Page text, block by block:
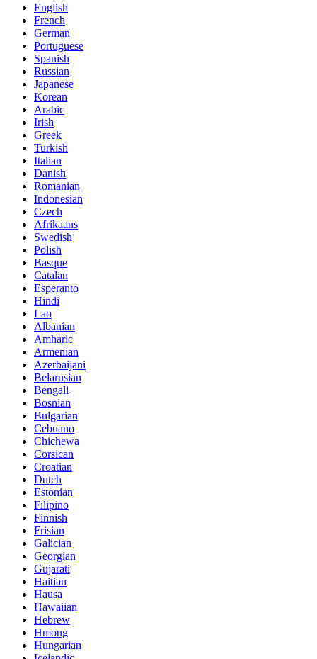
English
French
German
Portuguese
Spanish
Russian
Japanese
Korean
Arabic
Irish
Greek
Turkish
Italian
Danish
Romanian
Indonesian
Czech
Afrikaans
Swedish
Polish
Basque
Catalan
Esperanto
Hindi
Lao
Albanian
Amharic
Armenian
Azerbaijani
Belarusian
Bengali
Bosnian
Bulgarian
Cebuano
Chichewa
Corsican
Croatian
Dutch
Estonian
Filipino
Finnish
Frisian
Galician
Georgian
Gujarati
Haitian
Hausa
Hawaiian
Hebrew
Hmong
Hungarian